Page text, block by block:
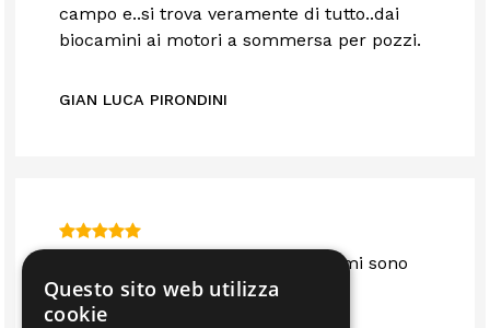
campo e..si trova veramente di tutto..dai
biocamini ai motori a sommersa per pozzi.
GIAN LUCA PIRONDINI
Sono anni che mi servo da loro e mi sono
sempre trovato bene.. consigliato
Questo sito web utilizza
cookie